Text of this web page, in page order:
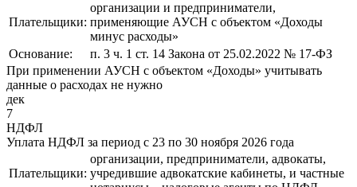
Плательщики:
организации и предприниматели,
применяющие АУСН с объектом «Доходы
минус расходы»
Основание:
п. 3 ч. 1 ст. 14 Закона от 25.02.2022 № 17-ФЗ
При применении АУСН с объектом «Доходы» учитывать
данные о расходах не нужно
дек
7
НДФЛ
Уплата НДФЛ за период с 23 по 30 ноября 2026 года
Плательщики:
организации, предприниматели, адвокаты,
учредившие адвокатские кабинеты, и частные